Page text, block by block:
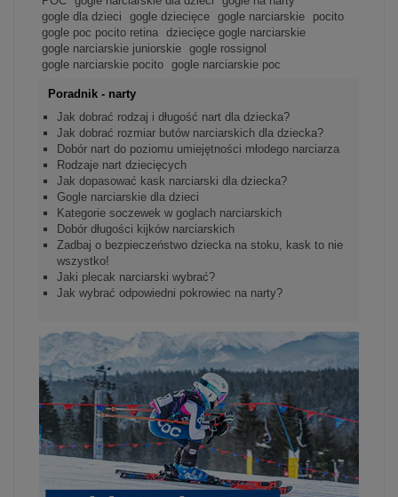
gogle dla dzieci
gogle dziecięce gogle narciarskie
pocito
gogle poc pocito retina
dziecięce gogle narciarskie
gogle narciarskie juniorskie
gogle rossignol
gogle narciarskie pocito
gogle narciarskie poc
Poradnik - narty
Jak dobrać rodzaj i długość nart dla dziecka?
Jak dobrać rozmiar butów narciarskich dla dziecka?
Dobór nart do poziomu umiejętności młodego narciarza
Rodzaje nart dziecięcych
Jak dopasować kask narciarski dla dziecka?
Gogle narciarskie dla dzieci
Kategorie soczewek w goglach narciarskich
Dobór długości kijków narciarskich
Zadbaj o bezpieczeństwo dziecka na stoku, kask to nie
wszystko!
Jaki plecak narciarski wybrać?
Jak wybrać odpowiedni pokrowiec na narty?